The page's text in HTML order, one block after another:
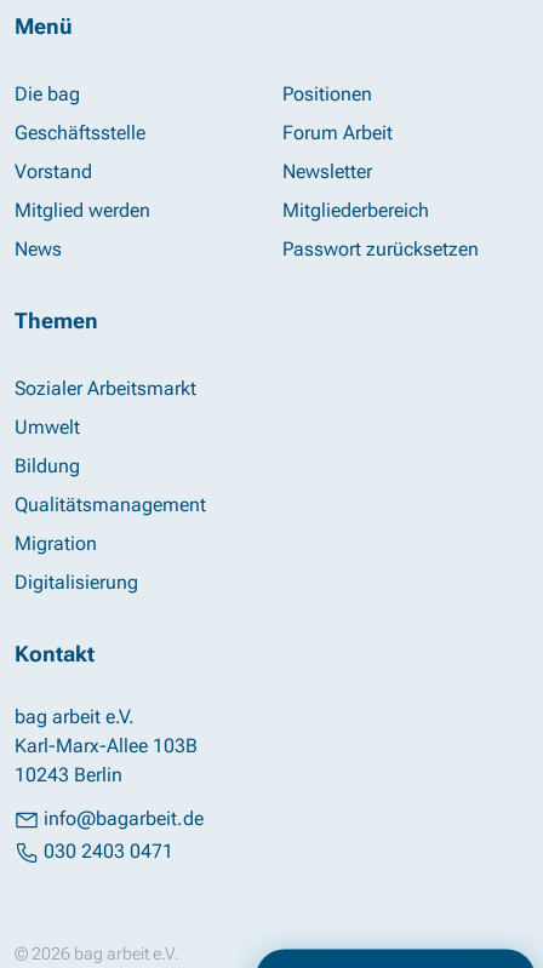
Menü
Die bag
Geschäftsstelle
Vorstand
Mitglied werden
News
Positionen
Forum Arbeit
Newsletter
Mitgliederbereich
Passwort zurücksetzen
Themen
Sozialer Arbeitsmarkt
Umwelt
Bildung
Qualitätsmanagement
Migration
Digitalisierung
Kontakt
bag arbeit e.V.
Karl-Marx-Allee 103B
10243 Berlin
info@bagarbeit.de
030 2403 0471
© 2026 bag arbeit e.V. Datenschutz